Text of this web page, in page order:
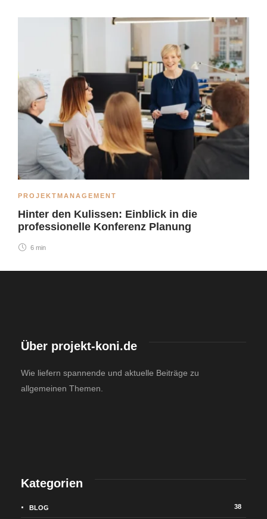
PROJEKTMANAGEMENT
Hinter den Kulissen: Einblick in die
professionelle Konferenz Planung
6 min
Über projekt-koni.de
Wie liefern spannende und aktuelle Beiträge zu
allgemeinen Themen.
Kategorien
BLOG 38